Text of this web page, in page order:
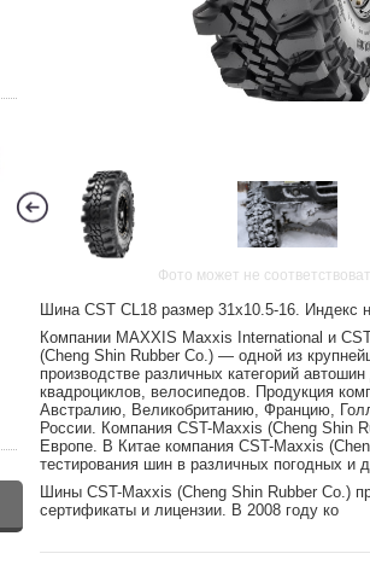
Фото может не
Шина CST CL18 размер 31x10.5-16. Индекс
Компании MAXXIS Maxxis International и
(Cheng Shin Rubber Co.) — одной из
производстве различных категорий
квадроциклов, велосипедов. Продукция
Австралию, Великобританию, Францию,
России. Компания CST-Maxxis (Cheng Shin
Европе. В Китае компания CST-Maxxis
тестирования шин в различных погодных и
Шины CST-Maxxis (Cheng Shin Rubber Co.)
сертификаты и лицензии. В 2008 году ко